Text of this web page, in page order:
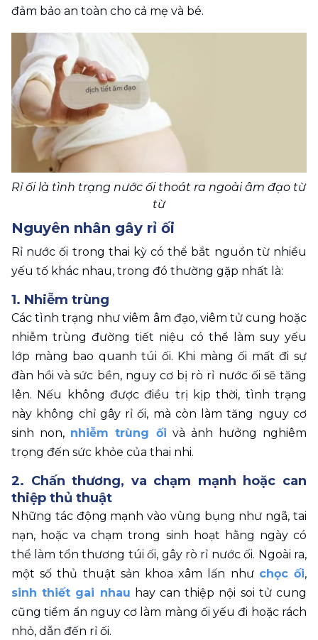
đảm bảo an toàn cho cả mẹ và bé.
Rỉ ối là tình trạng nước ối thoát ra ngoài âm đạo từ
từ
Nguyên nhân gây rỉ ối
Rỉ nước ối trong thai kỳ có thể bắt nguồn từ nhiều
yếu tố khác nhau, trong đó thường gặp nhất là:
1. Nhiễm trùng
Các tình trạng như viêm âm đạo, viêm tử cung hoặc
nhiễm trùng đường tiết niệu có thể làm suy yếu
lớp màng bao quanh túi ối. Khi màng ối mất đi sự
đàn hồi và sức bền, nguy cơ bị rò rỉ nước ối sẽ tăng
lên. Nếu không được điều trị kịp thời, tình trạng
này không chỉ gây rỉ ối, mà còn làm tăng nguy cơ
sinh non, nhiễm trùng ối và ảnh hưởng nghiêm
trọng đến sức khỏe của thai nhi.
2. Chấn thương, va chạm mạnh hoặc can
thiệp thủ thuật
Những tác động mạnh vào vùng bụng như ngã, tai
nạn, hoặc va chạm trong sinh hoạt hằng ngày có
thể làm tổn thương túi ối, gây rò rỉ nước ối. Ngoài ra,
một số thủ thuật sản khoa xâm lấn như chọc ối
sinh thiết gai nhau hay can thiệp nội soi tử cung
cũng tiềm ẩn nguy cơ làm màng ối yếu đi hoặc rách
nhỏ, dẫn đến rỉ ối.